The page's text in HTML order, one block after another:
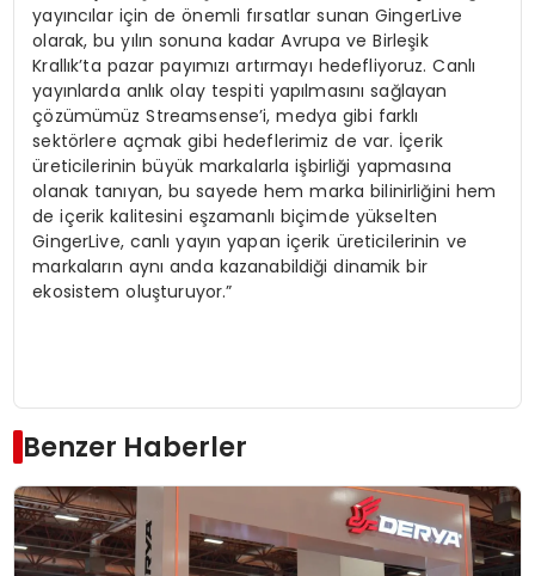
yayıncılar için de önemli fırsatlar sunan GingerLive
olarak, bu yılın sonuna kadar Avrupa ve Birleşik
Krallık’ta pazar payımızı artırmayı hedefliyoruz. Canlı
yayınlarda anlık olay tespiti yapılmasını sağlayan
çözümümüz Streamsense’i, medya gibi farklı
sektörlere açmak gibi hedeflerimiz de var. İçerik
üreticilerinin büyük markalarla işbirliği yapmasına
olanak tanıyan, bu sayede hem marka bilinirliğini hem
de içerik kalitesini eşzamanlı biçimde yükselten
GingerLive, canlı yayın yapan içerik üreticilerinin ve
markaların aynı anda kazanabildiği dinamik bir
ekosistem oluşturuyor.”
Benzer Haberler